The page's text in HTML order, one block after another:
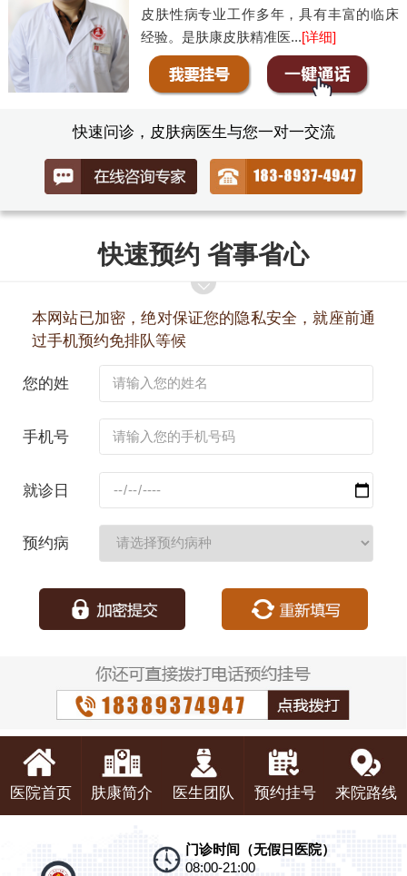
皮肤性病专业工作多年，具有丰富的临床
经验。是肤康皮肤精准医...[详细]
快速问诊，皮肤病医生与您一对一交流
快速预约 省事省心
本网站已加密，绝对保证您的隐私安全，就座前通
过手机预约免排队等候
您的姓
手机号
就诊日
预约病
医院首页 肤康简介 医生团队 预约挂号 来院路线
门诊时间（无假日医院）
08:00-21:00